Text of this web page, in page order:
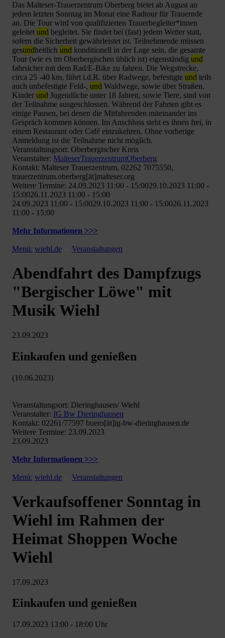
Das Malteser-Trauerzentrum Oberberg bietet ab August an
jedem letzten Sonntag im Monat eine Radtour für Trauernde
an. Die Tour wird von qualifizierten Trauerbegleiter*innen
geleitet und begleitet. Sie findet bei (fast) jedem Wetter statt,
sofern die Sicherheit gewährleistet ist. Teilnehmende müssen
gesundheitlich und konditionell in der Lage sein, die gesamte
Tour (wie es im Oberbergischen üblich ist) eigenständig und
fahrsicher mit dem Rad/E-Bike zu fahren. Die Wegstrecke,
circa 25 -40 km, führt i.d.R. über Radwege, befestigte und teils
auch unbefestigte Feld-, und Waldwege, sowie über Straßen.
Kinder und Jugendliche unter 18 Jahren, sowie Tiere, sind von
der Teilnahme ausgeschlossen. Während der Fahrten gibt es
einige Pausen, bei denen die Mitfahrenden miteinander ins
Gespräch kommen können. Im Anschluss steht es ihnen frei, in
einem Restaurant oder Café einzukehren. Ohne vorherige
Anmeldung ist die Teilnahme nicht möglich.
Veranstaltungsort: Oberbergischer Kreis
Veranstalter: MalteserTrauerzentrumOberberg
Kontakt: Malteser Trauerzentrum, 02262 7075550,
trauerzentrum.oberberg[ät]malteser.org
Weitere Termine: 24.09.2023 11:00 - 15:0029.10.2023 11:00 -
15:0026.11.2023 11:00 - 15:00
24.09.2023 11:00 - 15:0029.10.2023 11:00 - 15:0026.11.2023
11:00 - 15:00
Mehr Informationen >>>
Menü: wiehl.de Veranstaltungen
Abendfahrt des Dampfzugs
"Bergischer Löwe" mit
Musik Wiehl
23.09.2023
Einkaufen und genießen
(10.06.2023)
Veranstaltungsort: Dieringhausen/ Wiehl
Veranstalter: IG Bw Dieringhausen
Kontakt: 02261/77597 buero[ät]ig-bw-dieringhausen.de
Weitere Termine: 23.09.2023
23.09.2023
Mehr Informationen >>>
Menü: wiehl.de Veranstaltungen
Verkaufsoffener Sonntag in
Wiehl im Rahmen der
Heimat Shoppen Woche
Wiehl
17.09.2023
Einkaufen und genießen
17.09.2023 13:00 - 18:00 Uhr